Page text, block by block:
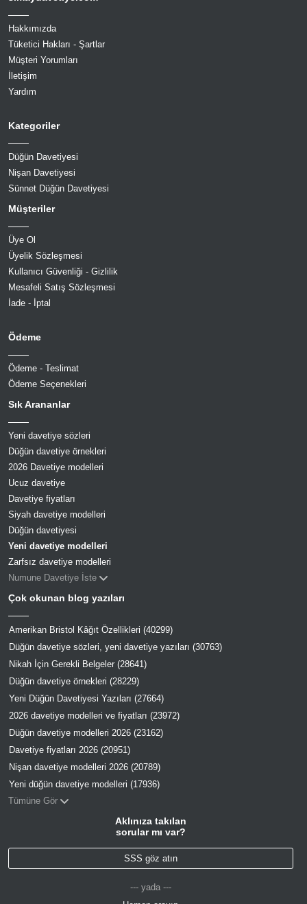
Hakkımızda
Tüketici Hakları - Şartlar
Müşteri Yorumları
İletişim
Yardım
Kategoriler
Düğün Davetiyesi
Nişan Davetiyesi
Sünnet Düğün Davetiyesi
Müşteriler
Üye Ol
Üyelik Sözleşmesi
Kullanıcı Güvenliği - Gizlilik
Mesafeli Satış Sözleşmesi
İade - İptal
Ödeme
Ödeme - Teslimat
Ödeme Seçenekleri
Sık Arananlar
Yeni davetiye sözleri
Düğün davetiye örnekleri
2026 Davetiye modelleri
Ucuz davetiye
Davetiye fiyatları
Siyah davetiye modelleri
Düğün davetiyesi
Yeni davetiye modelleri
Zarfsız davetiye modelleri
Numune Davetiye İste
Çok okunan blog yazıları
Amerikan Bristol Kâğıt Özellikleri (40299)
Düğün davetiye sözleri, yeni davetiye yazıları (30763)
Nikah İçin Gerekli Belgeler (28641)
Düğün davetiye örnekleri (28229)
Yeni Düğün Davetiyesi Yazıları (27664)
2026 davetiye modelleri ve fiyatları (23972)
Düğün davetiye modelleri 2026 (23162)
Davetiye fiyatları 2026 (20951)
Nişan davetiye modelleri 2026 (20789)
Yeni düğün davetiye modelleri (17936)
Tümüne Gör
Aklınıza takılan
sorular mı var?
SSS göz atın
--- yada ---